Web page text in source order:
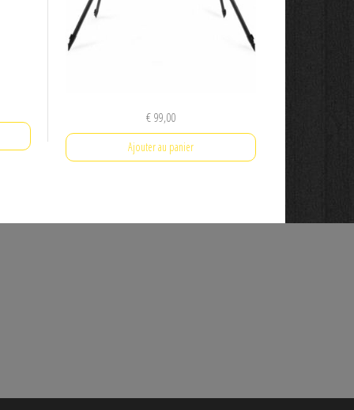
€99,00
Ajouter au panier